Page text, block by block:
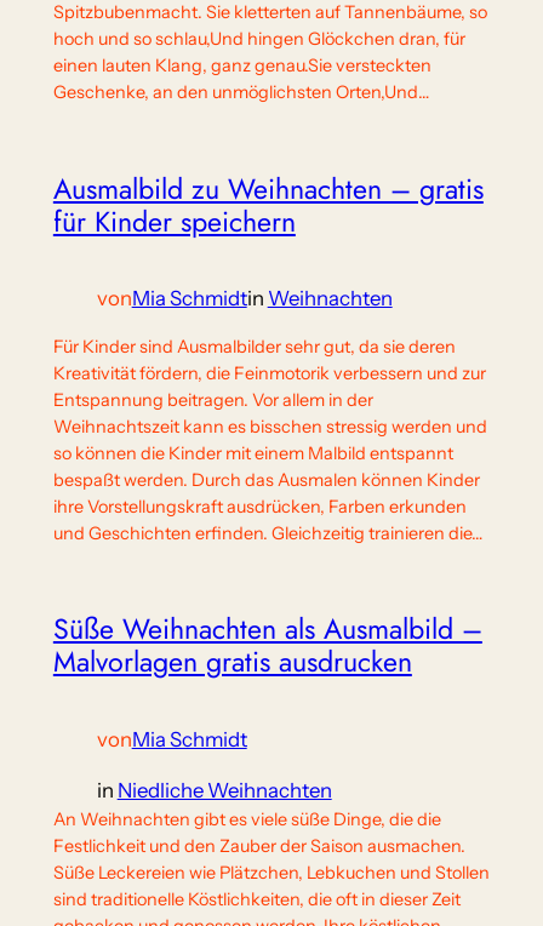
Spitzbubenmacht. Sie kletterten auf Tannenbäume, so
hoch und so schlau,Und hingen Glöckchen dran, für
einen lauten Klang, ganz genau.Sie versteckten
Geschenke, an den unmöglichsten Orten,Und…
Ausmalbild zu Weihnachten – gratis
für Kinder speichern
vonMia Schmidtin Weihnachten
Für Kinder sind Ausmalbilder sehr gut, da sie deren
Kreativität fördern, die Feinmotorik verbessern und zur
Entspannung beitragen. Vor allem in der
Weihnachtszeit kann es bisschen stressig werden und
so können die Kinder mit einem Malbild entspannt
bespaßt werden. Durch das Ausmalen können Kinder
ihre Vorstellungskraft ausdrücken, Farben erkunden
und Geschichten erfinden. Gleichzeitig trainieren die…
Süße Weihnachten als Ausmalbild –
Malvorlagen gratis ausdrucken
vonMia Schmidt
in Niedliche Weihnachten
An Weihnachten gibt es viele süße Dinge, die die
Festlichkeit und den Zauber der Saison ausmachen.
Süße Leckereien wie Plätzchen, Lebkuchen und Stollen
sind traditionelle Köstlichkeiten, die oft in dieser Zeit